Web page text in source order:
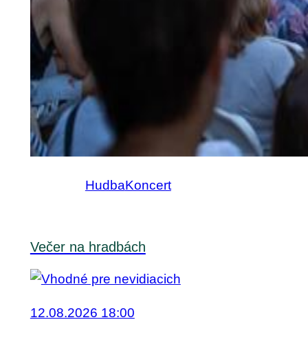
HudbaKoncert
Večer na hradbách
12.08.2026 18:00